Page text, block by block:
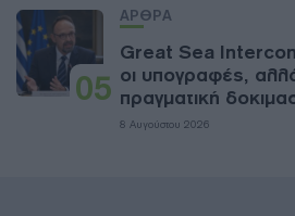
05
ΑΡΘΡΑ
Great Sea
οι υπογραφές,
πραγματική
8 Αυγούστου 2026